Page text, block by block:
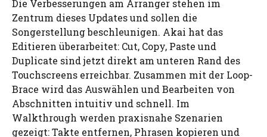
Die Verbesserungen am Arranger stehen im
Zentrum dieses Updates und sollen die
Songerstellung beschleunigen. Akai hat das
Editieren überarbeitet: Cut, Copy, Paste und
Duplicate sind jetzt direkt am unteren Rand des
Touchscreens erreichbar. Zusammen mit der Loop-
Brace wird das Auswählen und Bearbeiten von
Abschnitten intuitiv und schnell. Im
Walkthrough werden praxisnahe Szenarien
gezeigt: Takte entfernen, Phrasen kopieren und